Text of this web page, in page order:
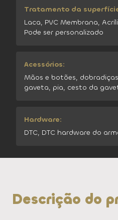
Tratamento da
Laca, PVC Membrana,
Pode ser personalizado
Acessórios:
Mãos e botões,
gaveta, pia, cesto da
Hardware:
DTC, DTC hardware do
Descrição do